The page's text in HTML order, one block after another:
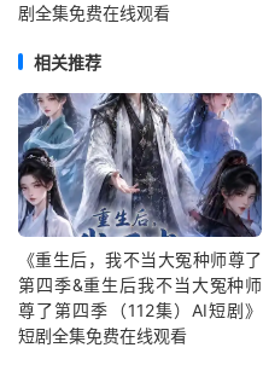
剧全集免费在线观看
相关推荐
《重生后，我不当大冤种师尊了
第四季&重生后我不当大冤种师
尊了第四季（112集）AI短剧》
短剧全集免费在线观看